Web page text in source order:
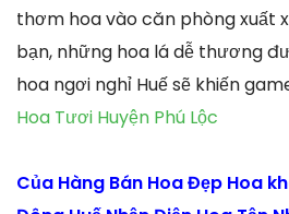
thơm hoa vào căn phòng xuất
bạn, những hoa lá dễ thương
hoa ngơi nghỉ Huế sẽ khiến
Hoa Tươi Huyện Phú Lộc
Của Hàng Bán Hoa Đẹp Hoa